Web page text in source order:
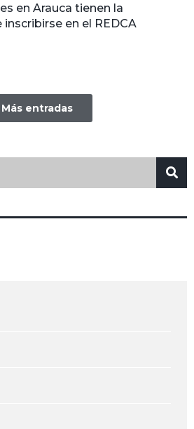
en Arauca tienen la
en el REDCA
Más entradas